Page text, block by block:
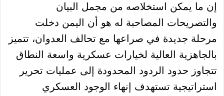
إن ما يمكن استخلاصه من مجمل البيان
والتصريحات المصاحبة له هو أن اليمن دخلت
مرحلة جديدة في صراعها مع تحالف العدوان، تتميز
بالجاهزية العالية لخيارات عسكرية واسعة النطاق
تتجاوز حدود الردود المحدودة إلى عمليات تحرير
استراتيجية تستهدف إنهاء الوجود العسكري